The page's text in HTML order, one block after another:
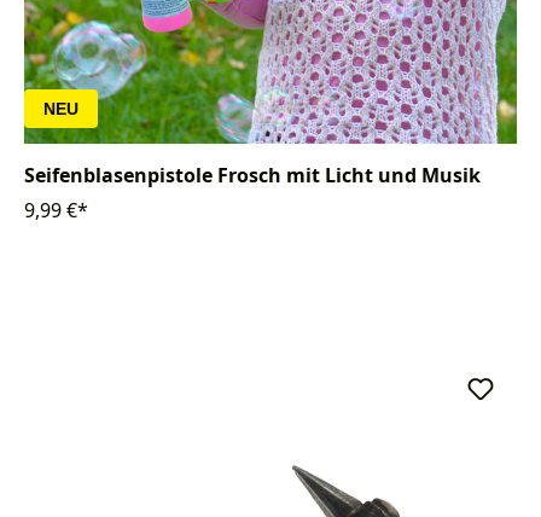
NEU
Seifenblasenpistole Frosch mit Licht und Musik
9,99 €*